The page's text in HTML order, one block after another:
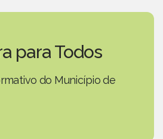
para Todos
do Município de